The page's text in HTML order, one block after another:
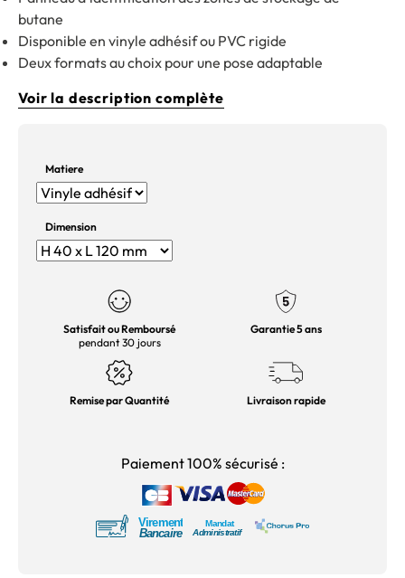
butane
Disponible en vinyle adhésif ou PVC rigide
Deux formats au choix pour une pose adaptable
Voir la description complète
Matiere
Dimension
Satisfait ou Remboursé
pendant 30 jours
Garantie 5 ans
Remise par Quantité Livraison rapide
Paiement 100% sécurisé :